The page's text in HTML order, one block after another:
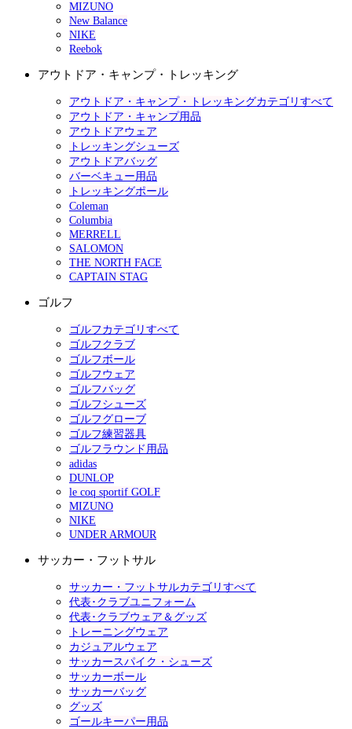
MIZUNO
New Balance
NIKE
Reebok
アウトドア・キャンプ・トレッキング
アウトドア・キャンプ・トレッキングカテゴリすべて
アウトドア・キャンプ用品
アウトドアウェア
トレッキングシューズ
アウトドアバッグ
バーベキュー用品
トレッキングポール
Coleman
Columbia
MERRELL
SALOMON
THE NORTH FACE
CAPTAIN STAG
ゴルフ
ゴルフカテゴリすべて
ゴルフクラブ
ゴルフボール
ゴルフウェア
ゴルフバッグ
ゴルフシューズ
ゴルフグローブ
ゴルフ練習器具
ゴルフラウンド用品
adidas
DUNLOP
le coq sportif GOLF
MIZUNO
NIKE
UNDER ARMOUR
サッカー・フットサル
サッカー・フットサルカテゴリすべて
代表･クラブユニフォーム
代表･クラブウェア＆グッズ
トレーニングウェア
カジュアルウェア
サッカースパイク・シューズ
サッカーボール
サッカーバッグ
グッズ
ゴールキーパー用品